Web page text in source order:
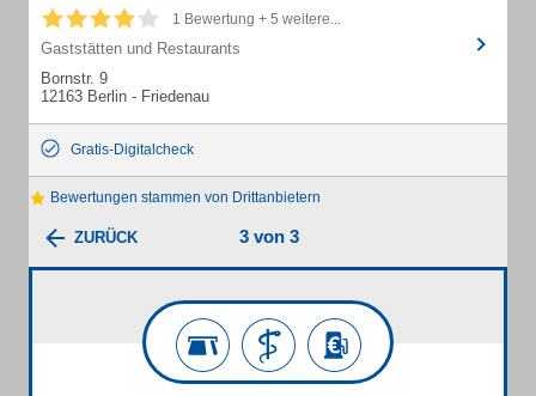
1 Bewertung + 5 weitere...
Gaststätten und Restaurants
Bornstr. 9
12163 Berlin - Friedenau
Gratis-Digitalcheck
Bewertungen stammen von Drittanbietern
ZURÜCK 3 von 3